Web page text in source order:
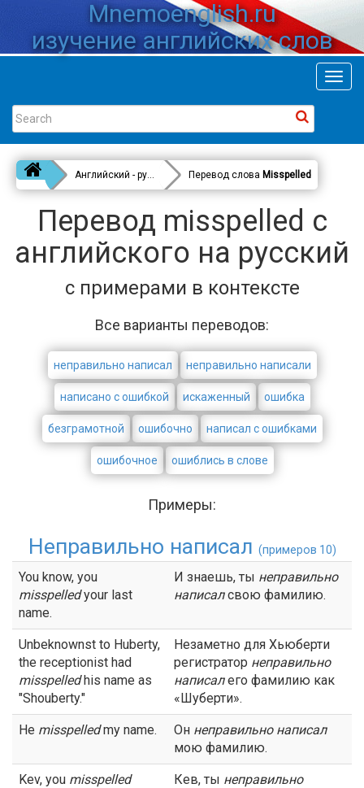
Mnemoenglish.ru
изучение английских слов
Английский - русский Перевод слова Misspelled
Перевод misspelled с
английского на русский
с примерами в контексте
Все варианты переводов:
неправильно написал неправильно написали
написано с ошибкой искаженный ошибка
безграмотной ошибочно написал с ошибками
ошибочное ошиблись в слове
Примеры:
Неправильно написал (примеров 10)
You know, you
misspelledyour last
name.
И знаешь, ты неправильно
написалсвою фамилию.
Unbeknownst to Huberty,
the receptionist had
misspelledhis name as
"Shouberty."
Незаметно для Хьюберти
регистратор неправильно
написалего фамилию как
«Шуберти».
He misspelledmy name. Он неправильно написал
мою фамилию.
Kev, you misspelled
Кев, ты неправильно